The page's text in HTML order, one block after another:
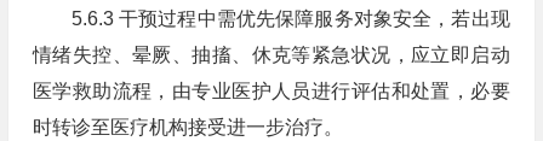
5.6.3 干预过程中需优先保障服务对象安全，若出现
情绪失控、晕厥、抽搐、休克等紧急状况，应立即启动
医学救助流程，由专业医护人员进行评估和处置，必要
时转诊至医疗机构接受进一步治疗。